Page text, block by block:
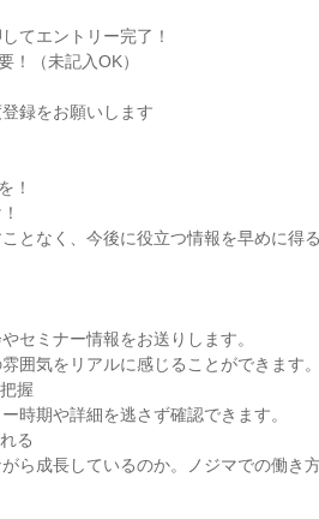
てエントリー完了！
（未記入OK）
録をお願いします
！
となく、今後に役立つ情報を早めに得
セミナー情報をお送りします。
囲気をリアルに感じることができます。
握
時期や詳細を逃さず確認できます。
る
ら成長しているのか。ノジマでの働き